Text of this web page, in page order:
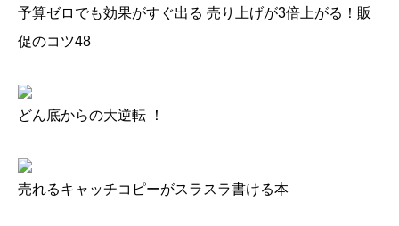
予算ゼロでも効果がすぐ出る 売り上げが3倍上がる！販
促のコツ48
どん底からの大逆転 ！
売れるキャッチコピーがスラスラ書ける本